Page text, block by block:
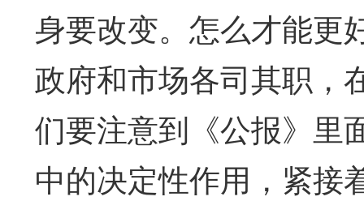
身要改变。怎么才能更
政府和市场各司其职，
们要注意到《公报》里
中的决定性作用，紧接